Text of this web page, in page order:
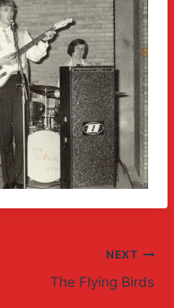
NEXT
The Flying Birds